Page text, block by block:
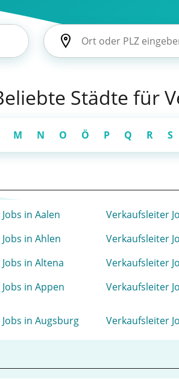
Städte für
M N O Ö P Q R S
in Aalen Verkaufsleiter
in Ahlen Verkaufsleiter
in Altena Verkaufsleiter
in Appen Verkaufsleiter
in Augsburg Verkaufsleiter